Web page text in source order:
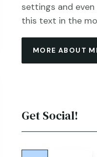
settings and
this text in the
MORE ABOUT
Get Social!